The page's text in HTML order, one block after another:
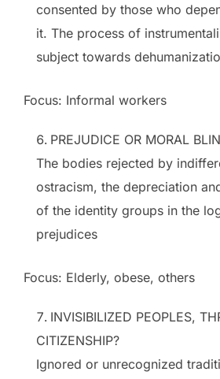
consented by those who
it. The process of
subject towards
Focus: Informal workers
PREJUDICE OR MORAL
The bodies rejected by
ostracism, the depreciation
of the identity groups in the
prejudices
Focus: Elderly, obese, others
INVISIBILIZED PEOPLES,
CITIZENSHIP?
Ignored or unrecognized